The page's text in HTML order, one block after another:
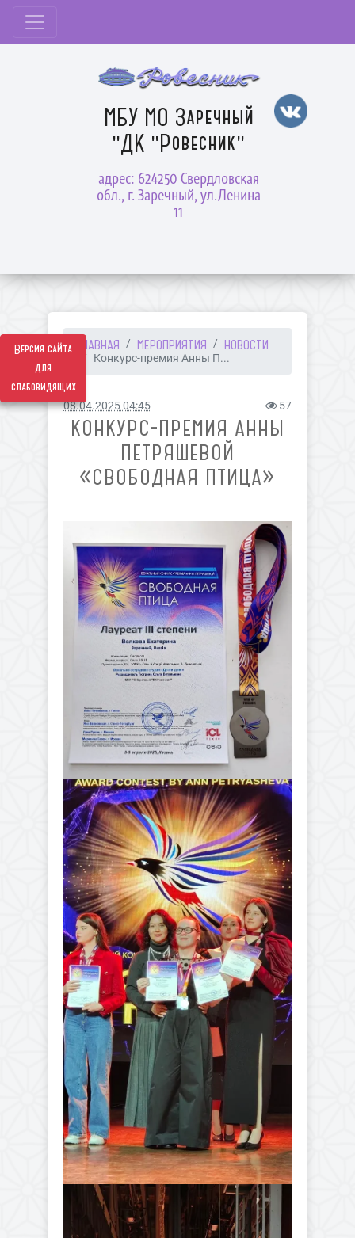
Версия сайта
для
слабовидящих
МБУ МО Заречный
"ДК "Ровесник"
адрес: 624250 Свердловская
обл., г. Заречный, ул.Ленина
11
ГЛАВНАЯ МЕРОПРИЯТИЯ НОВОСТИ
Конкурс-премия Анны П...
08.04.2025 04:45 57
КОНКУРС-ПРЕМИЯ АННЫ
ПЕТРЯШЕВОЙ
«СВОБОДНАЯ ПТИЦА»